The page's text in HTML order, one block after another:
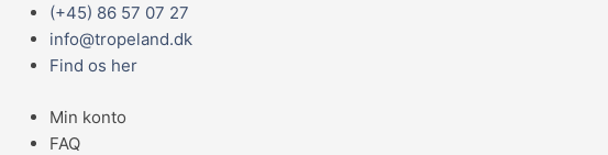
indholdet
(+45) 86 57 07 27
info@tropeland.dk
Find os her
Min konto
FAQ
Main
Menu